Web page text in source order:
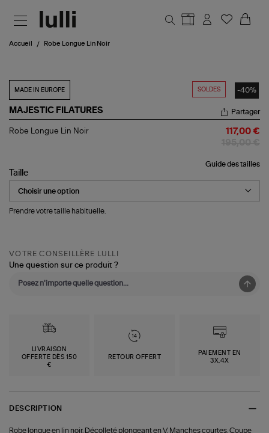
Accueil Robe Longue Lin Noir
SOLDES -40%
MADE IN EUROPE
MAJESTIC FILATURES
Robe
Partager
Robe Longue Lin Noir 117,00 €
Guide des tailles
Taille
Prendre votre taille habituelle.
VOTRE CONSEILLÈRE LULLI
Une question sur ce produit ?
LIVRAISON
OFFERTE DÈS 150
€
RETOUR OFFERT
PAIEMENT EN
3X,4X
DESCRIPTION
Robe longue en lin noir. Décolleté plongeant en V. Manches courtes. Coupe